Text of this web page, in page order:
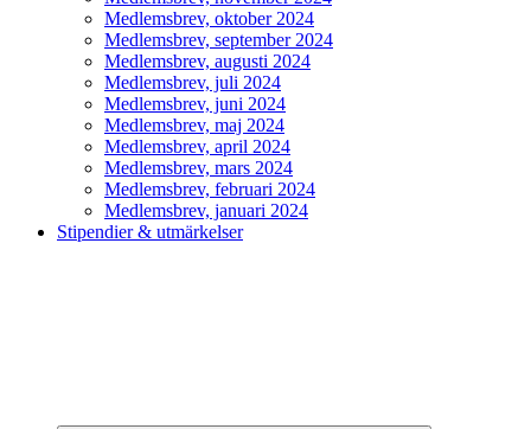
Medlemsbrev, oktober 2024
Medlemsbrev, september 2024
Medlemsbrev, augusti 2024
Medlemsbrev, juli 2024
Medlemsbrev, juni 2024
Medlemsbrev, maj 2024
Medlemsbrev, april 2024
Medlemsbrev, mars 2024
Medlemsbrev, februari 2024
Medlemsbrev, januari 2024
Stipendier & utmärkelser